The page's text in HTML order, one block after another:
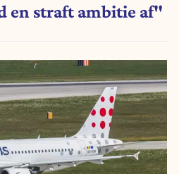
en straft ambitie af"